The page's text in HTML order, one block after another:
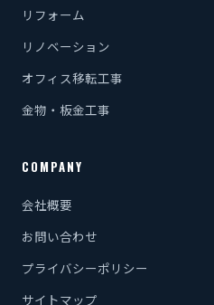
リフォーム
リノベーション
オフィス移転工事
金物・板金工事
COMPANY
会社概要
お問い合わせ
プライバシーポリシー
サイトマップ